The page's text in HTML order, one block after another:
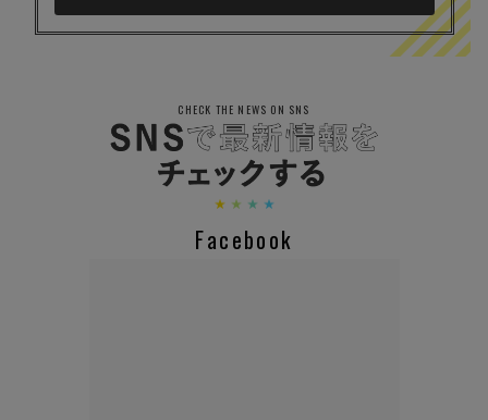
CHECK THE NEWS ON SNS
Facebook